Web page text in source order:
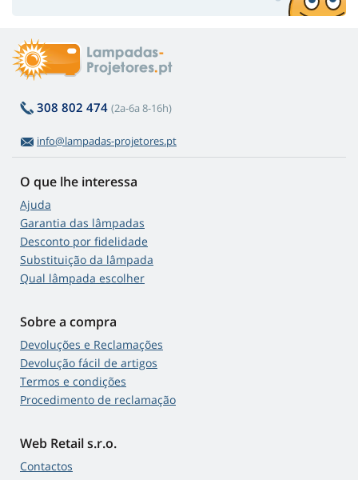
308 802 474 (2a-6a 8-16h)
info@lampadas-projetores.pt
O que lhe interessa
Ajuda
Garantia das lâmpadas
Desconto por fidelidade
Substituição da lâmpada
Qual lâmpada escolher
Sobre a compra
Devoluções e Reclamações
Devolução fácil de artigos
Termos e condições
Procedimento de reclamação
Web Retail s.r.o.
Contactos